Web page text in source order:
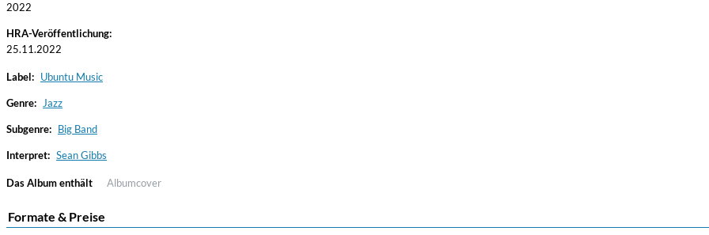
2022
HRA-Veröffentlichung:
25.11.2022
Label: Ubuntu Music
Genre: Jazz
Subgenre: Big Band
Interpret: Sean Gibbs
Das Album enthält Albumcover
Formate & Preise